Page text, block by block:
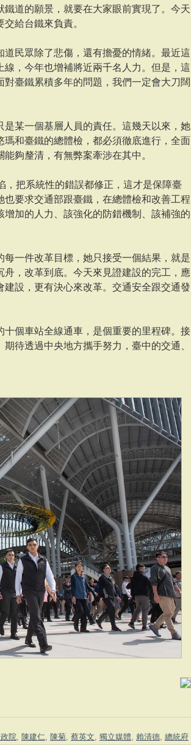
道的願景，就要在大家眼前實現了。今天
給台鐵來負責。
民眾除了悲傷，還有擔憂的情緒。最近這
，今年也增補將近兩千名人力。但是，這
臺鐵累積多年的問題，我們一定會大刀闊
某一個基層人員的責任。這幾天以來，她
和臺鐵的總體檢，都必須徹底進行，全面
夠釐清，有無弊案牽涉在其中。
把系統性的錯誤都修正，這才是保障臺
要求交通部跟臺鐵，在總體檢和改善工程
加的人力、該強化的防錯機制、該補強的
一件改革目標，她只接受一個結果，就是
，改革到底。今天來見證建設的完工，應
設，更有決心來改革。交通安全跟交通發
個車站全線通車，是個重要的里程碑。接
待透過中央地方攜手努力，臺中的交通、
院 陳建仁 陳菊 蔡英文 獨立媒體 賴清德 總統府